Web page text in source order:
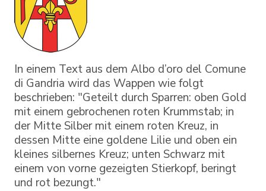
In einem Text aus dem Albo d’oro del Comune
di Gandria wird das Wappen wie folgt
beschrieben: "Geteilt durch Sparren: oben Gold
mit einem gebrochenen roten Krummstab; in
der Mitte Silber mit einem roten Kreuz, in
dessen Mitte eine goldene Lilie und oben ein
kleines silbernes Kreuz; unten Schwarz mit
einem von vorne gezeigten Stierkopf, beringt
und rot bezungt."